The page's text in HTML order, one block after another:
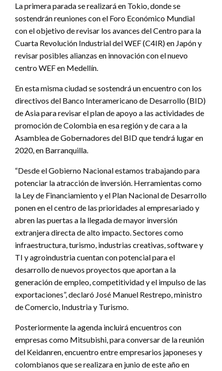
La primera parada se realizará en Tokio, donde se
sostendrán reuniones con el Foro Económico Mundial
con el objetivo de revisar los avances del Centro para la
Cuarta Revolución Industrial del WEF (C4IR) en Japón y
revisar posibles alianzas en innovación con el nuevo
centro WEF en Medellín.
En esta misma ciudad se sostendrá un encuentro con los
directivos del Banco Interamericano de Desarrollo (BID)
de Asia para revisar el plan de apoyo a las actividades de
promoción de Colombia en esa región y de cara a la
Asamblea de Gobernadores del BID que tendrá lugar en
2020, en Barranquilla.
“Desde el Gobierno Nacional estamos trabajando para
potenciar la atracción de inversión. Herramientas como
la Ley de Financiamiento y el Plan Nacional de Desarrollo
ponen en el centro de las prioridades al empresariado y
abren las puertas a la llegada de mayor inversión
extranjera directa de alto impacto. Sectores como
infraestructura, turismo, industrias creativas, software y
TI y agroindustria cuentan con potencial para el
desarrollo de nuevos proyectos que aportan a la
generación de empleo, competitividad y el impulso de las
exportaciones”, declaró José Manuel Restrepo, ministro
de Comercio, Industria y Turismo.
Posteriormente la agenda incluirá encuentros con
empresas como Mitsubishi, para conversar de la reunión
del Keidanren, encuentro entre empresarios japoneses y
colombianos que se realizara en junio de este año en